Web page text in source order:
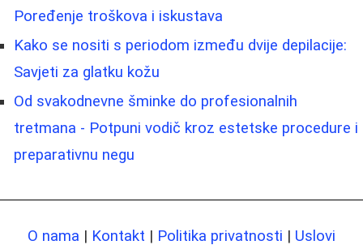
Poređenje troškova i iskustava
Kako se nositi s periodom između dvije depilacije:
Savjeti za glatku kožu
Od svakodnevne šminke do profesionalnih
tretmana - Potpuni vodič kroz estetske procedure i
preparativnu negu
O nama | Kontakt | Politika privatnosti | Uslovi